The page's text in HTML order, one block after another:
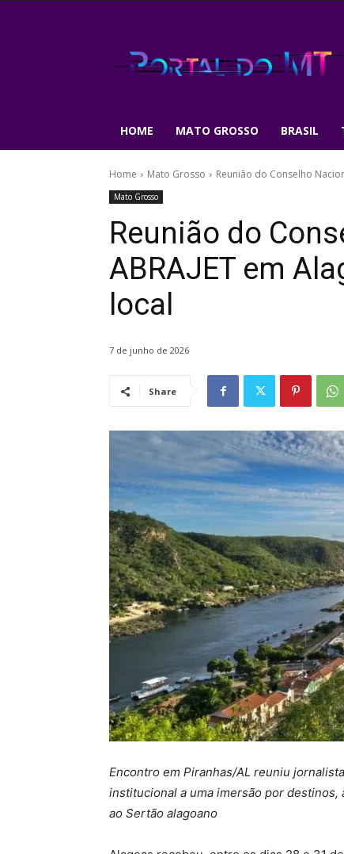
HOME MATO GROSSO BRASIL
Home Mato Grosso Reunião do Conselho
Mato Grosso
Reunião do
ABRAJET em
local
7 de junho de 2026
Share
Encontro em Piranhas/AL reuniu
institucional a uma imersão por
ao Sertão alagoano